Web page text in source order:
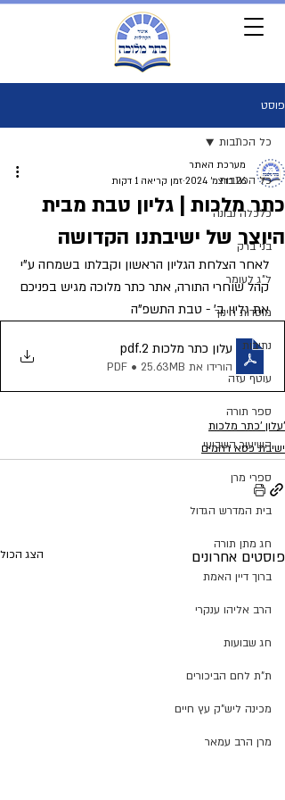
פוסט
כל הכתבות
כלכלה נבונה
בני ברק
ל"ג לעומר
מוסדות חינוך
נתיבות
עוטף עזה
ספר תורה
השיעור השבועי
ספרי מרן
בית המדרש הגדול
חג מתן תורה
ברוך דיין האמת
הרב אליהו ענקרי
חג שבועות
ת"ת לחם הביכורים
מכינה ליש"ק עץ חיים
מרן הרב עמאר
כל הכתבות
כתר מלכות | גליון טבת מבית
היוצר של ישיבתנו הקדושה
מערכת האתר
26 בדצמ׳ 2024
זמן קריאה 1 דקות
לאחר הצלחת הגליון הראשון וקבלתו בשמחה ע"י
קהל שוחרי התורה, אתר כתר מלוכה מגיש בפניכם
את גליון ב' - טבת התשפ"ה
עלון כתר מלכות 2 .pdf
הורידו את PDF • 25.63MB
'עלון 'כתר מלכות
ישיבת כסא רחמים
פוסטים אחרונים הצג הכול